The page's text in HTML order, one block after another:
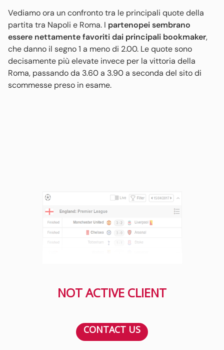
Vediamo ora un confronto tra le principali quote della
partita tra Napoli e Roma. I partenopei sembrano
essere nettamente favoriti dai principali bookmaker,
che danno il segno 1 a meno di 2.00. Le quote sono
decisamente più elevate invece per la vittoria della
Roma, passando da 3.60 a 3.90 a seconda del sito di
scommesse preso in esame.
NOT ACTIVE CLIENT
CONTACT US